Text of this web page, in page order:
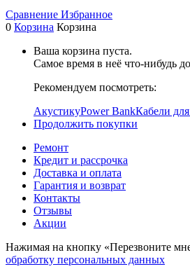
Сравнение Избранное
0 Корзина Корзина
Ваша корзина пуста.
Самое время в неё что-нибудь
Рекомендуем посмотреть:
АкустикуPower BankКабели
Продолжить покупки
Ремонт
Кредит и рассрочка
Доставка и оплата
Гарантия и возврат
Контакты
Отзывы
Акции
Нажимая на кнопку «Перезвоните
обработку персональных данных